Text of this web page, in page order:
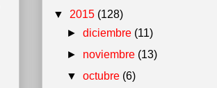
▼ 2015 (128)
►diciembre (11)
► noviembre (13)
▼octubre (6)